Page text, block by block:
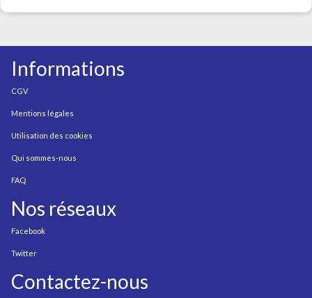
Informations
CGV
Mentions légales
Utilisation des cookies
Qui sommes-nous
FAQ
Nos réseaux
Facebook
Twitter
Contactez-nous